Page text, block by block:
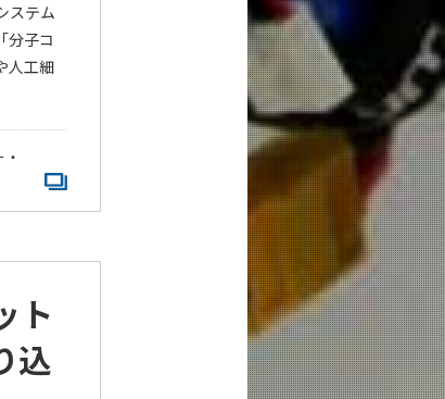
ステム
分子コ
人工細
ト
込